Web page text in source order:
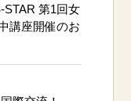
STAR 第1回女
講座開催のお